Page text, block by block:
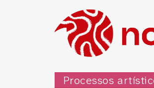
Processos